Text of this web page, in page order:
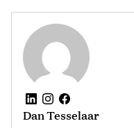
Dan Tesselaar